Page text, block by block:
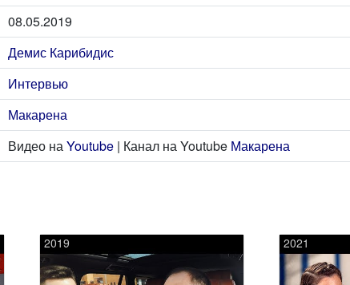
08.05.2019
Демис Карибидис
Интервью
Макарена
Видео наYoutube | Канал на Youtube Макарена
2019 2021